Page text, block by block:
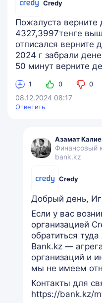
Credy
Пожалуста верните
4327,3997тенге
отписался верните
2024 г забрали
50 минут верните
1 0 0
08.12.2024 08:17
Ответить
Азамат
Финансовый
bank.kz
Credy
Добрый день,
Если у вас
организацией
обратиться
Bank.kz —
организаций и
мы не имеем
Контакты для
https://bank.kz/